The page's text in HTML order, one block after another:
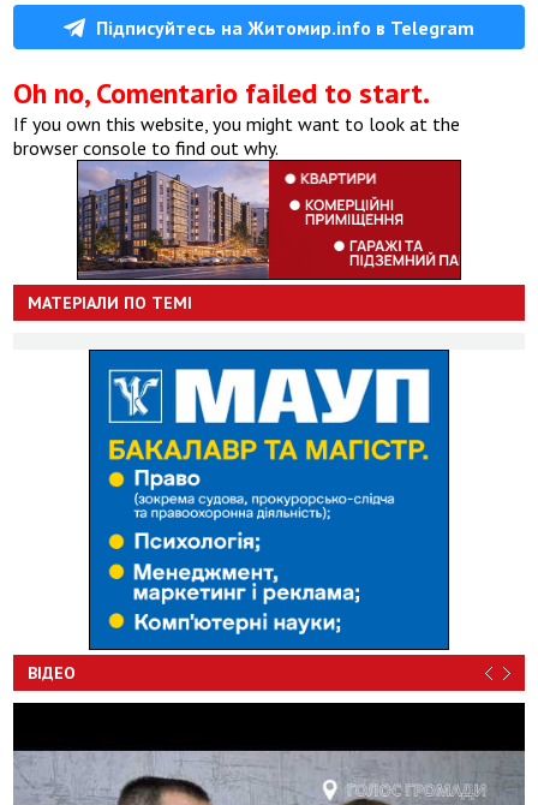
Підписуйтесь на Житомир.info в Telegram
Oh no, Comentario failed to start.
If you own this website, you might want to look at the
browser console to find out why.
МАТЕРІАЛИ ПО ТЕМІ
ВІДЕО